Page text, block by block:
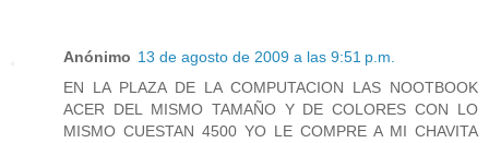
Anónimo 13 de agosto de 2009 a las 9:51 p.m.
EN LA PLAZA DE LA COMPUTACION LAS NOOTBOOK
ACER DEL MISMO TAMAÑO Y DE COLORES CON LO
MISMO CUESTAN 4500 YO LE COMPRE A MI CHAVITA